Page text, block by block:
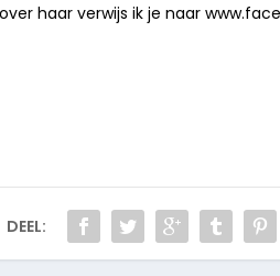
haar verwijs ik je naar
DEEL: